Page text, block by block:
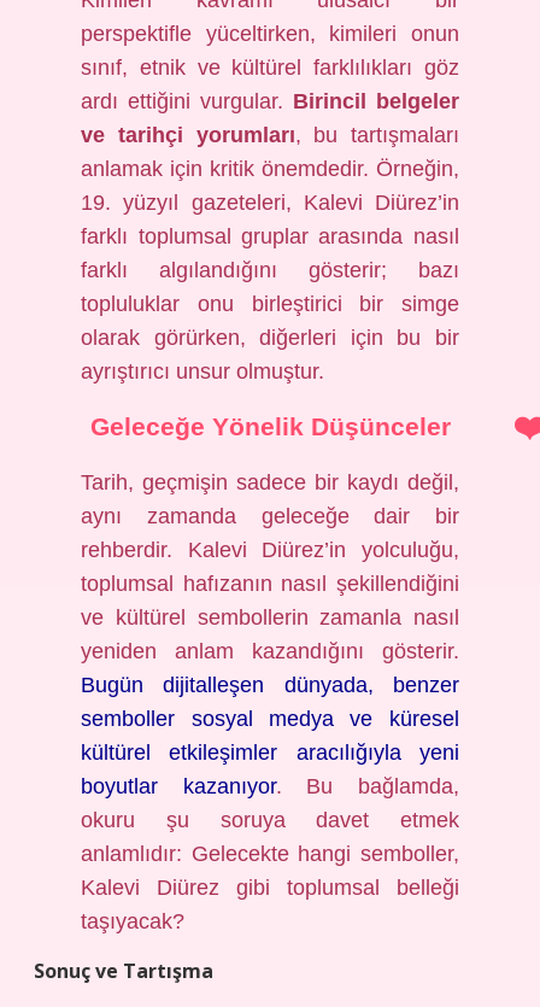
perspektifle yüceltirken, kimileri onun
sınıf, etnik ve kültürel farklılıkları göz
ardı ettiğini vurgular. Birincil belgeler
ve tarihçi yorumları, bu tartışmaları
anlamak için kritik önemdedir. Örneğin,
19. yüzyıl gazeteleri, Kalevi Diürez’in
farklı toplumsal gruplar arasında nasıl
farklı algılandığını gösterir; bazı
topluluklar onu birleştirici bir simge
olarak görürken, diğerleri için bu bir
ayrıştırıcı unsur olmuştur.
Geleceğe Yönelik Düşünceler
Tarih, geçmişin sadece bir kaydı değil,
aynı zamanda geleceğe dair bir
rehberdir. Kalevi Diürez’in yolculuğu,
toplumsal hafızanın nasıl şekillendiğini
ve kültürel sembollerin zamanla nasıl
yeniden anlam kazandığını gösterir.
Bugün dijitalleşen dünyada, benzer
semboller sosyal medya ve küresel
kültürel etkileşimler aracılığıyla yeni
boyutlar kazanıyor. Bu bağlamda,
okuru şu soruya davet etmek
anlamlıdır: Gelecekte hangi semboller,
Kalevi Diürez gibi toplumsal belleği
taşıyacak?
Sonuç ve Tartışma